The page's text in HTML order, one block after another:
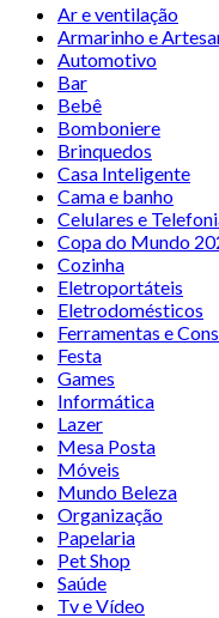
Ar e ventilação
Armarinho e
Automotivo
Bar
Bebê
Bomboniere
Brinquedos
Casa Inteligente
Cama e banho
Celulares e
Copa do Mundo
Cozinha
Eletroportáteis
Eletrodomésticos
Ferramentas e
Festa
Games
Informática
Lazer
Mesa Posta
Móveis
Mundo Beleza
Organização
Papelaria
Pet Shop
Saúde
Tv e Vídeo